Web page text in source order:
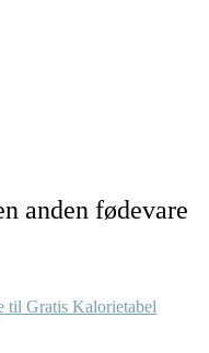
anden fødevare
til Gratis Kalorietabel